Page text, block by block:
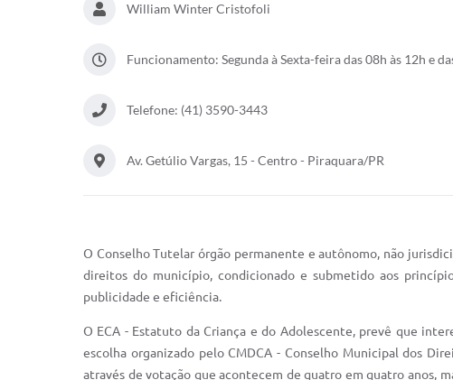
William Winter Cristofoli
Funcionamento: Segunda à Sexta-feira das 08h às 12h e
Telefone: (41) 3590-3443
Av. Getúlio Vargas, 15 - Centro - Piraquara/PR
O Conselho Tutelar órgão permanente e autônomo, não
direitos do município, condicionado e submetido aos
publicidade e eficiência.
O ECA - Estatuto da Criança e do Adolescente, prevê que
escolha organizado pelo CMDCA - Conselho Municipal dos
através de votação que acontecem de quatro em quatro anos,